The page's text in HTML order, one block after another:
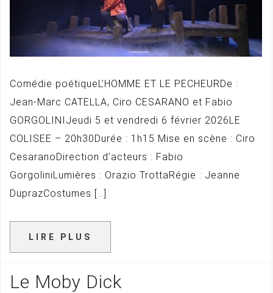
Comédie poétiqueL’HOMME ET LE PECHEURDe :
Jean-Marc CATELLA, Ciro CESARANO et Fabio
GORGOLINIJeudi 5 et vendredi 6 février 2026LE
COLISEE – 20h30Durée : 1h15 Mise en scène : Ciro
CesaranoDirection d’acteurs : Fabio
GorgoliniLumières : Orazio TrottaRégie : Jeanne
DuprazCostumes […]
LIRE PLUS
Le Moby Dick